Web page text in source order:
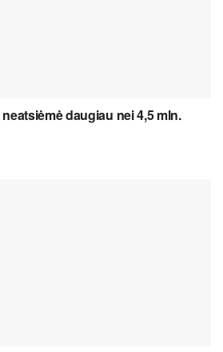
daugiau nei 4,5 mln.